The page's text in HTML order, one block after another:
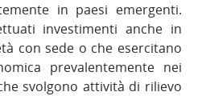
in paesi emergenti.
investimenti anche in
con sede o che esercitano
prevalentemente nei
svolgono attività di rilievo